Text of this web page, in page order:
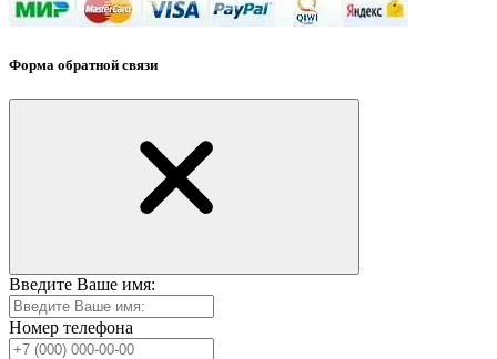
Форма обратной связи
Введите Ваше имя:
Номер телефона